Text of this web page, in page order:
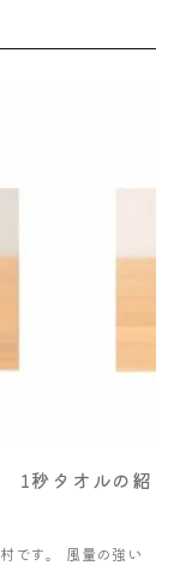
1秒タオルの紹
です。 風量の強い